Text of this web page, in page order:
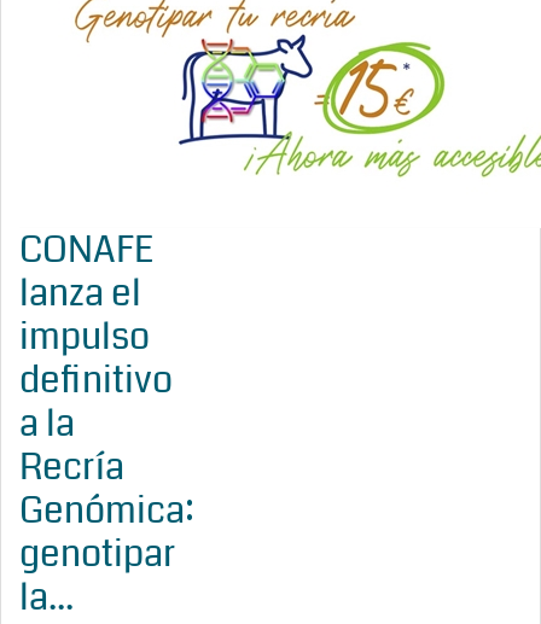
CONAFE
lanza el
impulso
definitivo
a la
Recría
Genómica:
genotipar
la...